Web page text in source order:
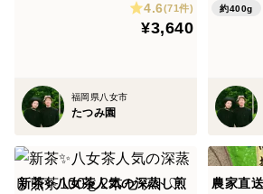
が多く見えますが、実はこの部分が
お茶の栽培に最適とされている標高
ます。
八女市上陽町、星野村
＜品種など＞
4.6(71件)
¥3,640
福岡県八女市
たつみ園
約400g
新茶✨八女茶人気の深蒸し煎
農家直